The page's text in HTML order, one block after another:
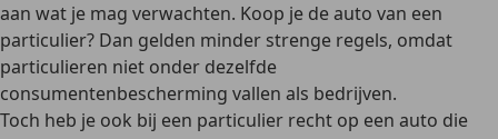
aan wat je mag verwachten. Koop je de auto van een
particulier? Dan gelden minder strenge regels, omdat
particulieren niet onder dezelfde
consumentenbescherming vallen als bedrijven.
Toch heb je ook bij een particulier recht op een auto die